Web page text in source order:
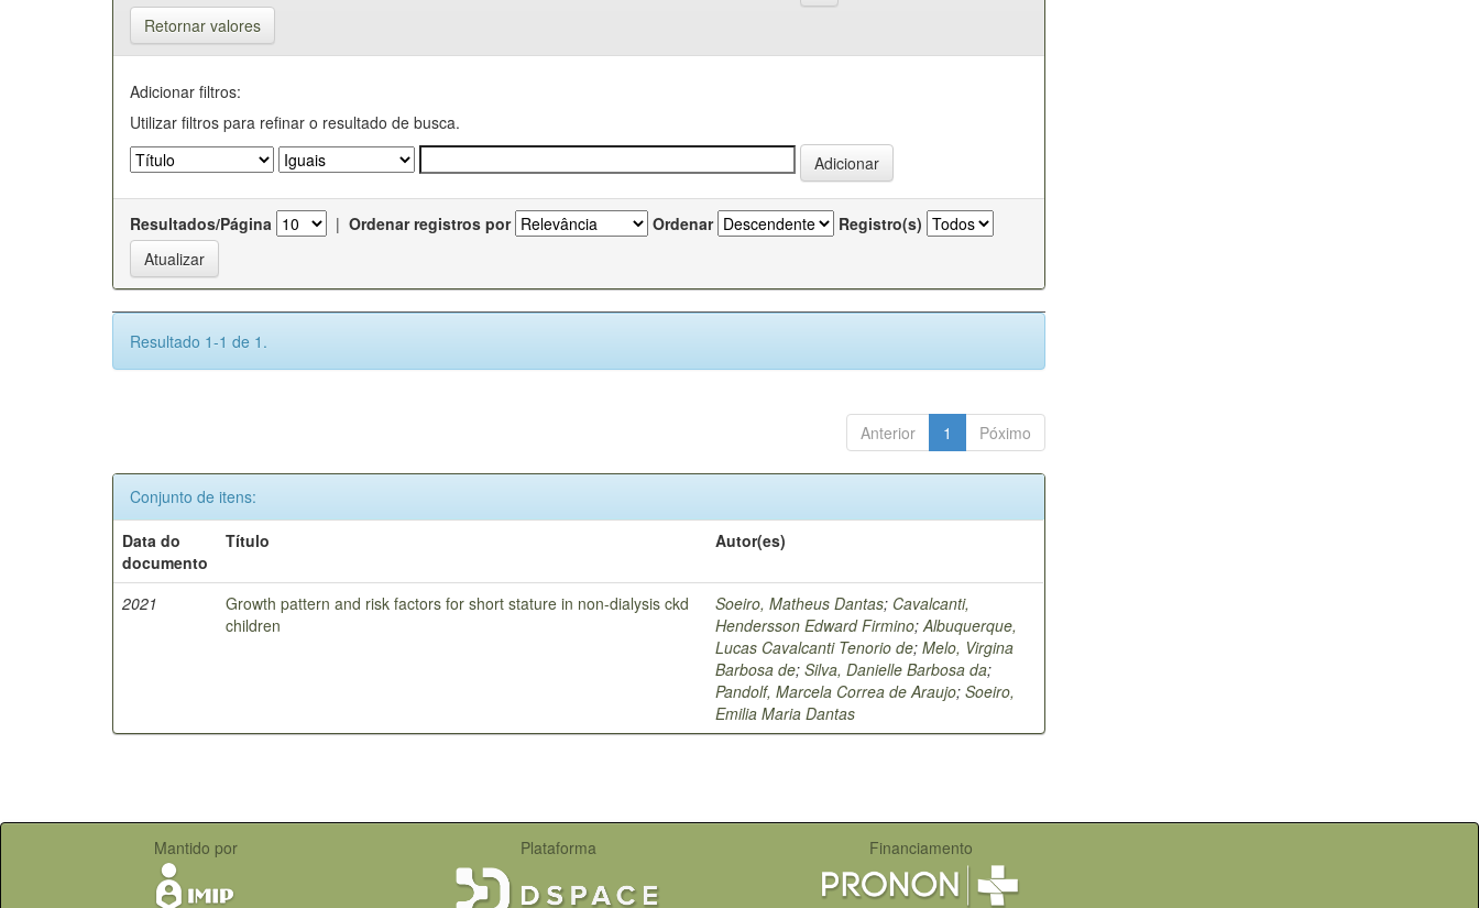
Retornar valores
Adicionar filtros:
Utilizar filtros para refinar o resultado de busca.
Resultados/Página | Ordenar registros por Ordenar Registro(s)
Resultado 1-1 de 1.
Anterior 1 Póximo
Conjunto de itens:
Data do
documento
Título Autor(es)
2021
Growth pattern and risk factors for short stature in non-dialysis ckd
children
Soeiro, Matheus Dantas; Cavalcanti,
Hendersson Edward Firmino;Albuquerque,
Lucas Cavalcanti Tenorio de;Melo, Virgina
Barbosa de;Silva, Danielle Barbosa da;
Pandolf, Marcela Correa de Araujo;Soeiro,
Emilia Maria Dantas
Mantido por Plataforma Financiamento